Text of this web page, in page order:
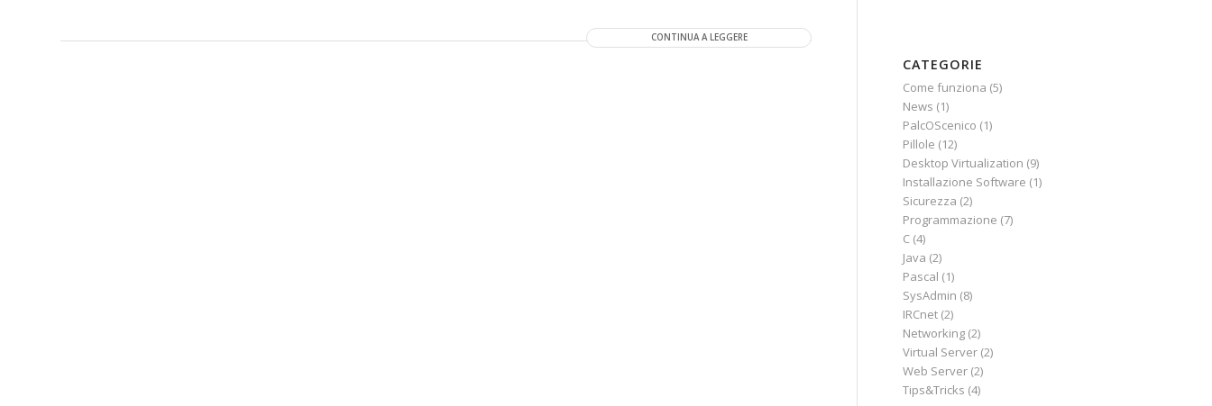
CONTINUA A LEGGERE
CATEGORIE
Come funziona (5)
News (1)
PalcOScenico (1)
Pillole (12)
Desktop Virtualization (9)
Installazione Software (1)
Sicurezza (2)
Programmazione (7)
C (4)
Java (2)
Pascal (1)
SysAdmin (8)
IRCnet (2)
Networking (2)
Virtual Server (2)
Web Server (2)
Tips&Tricks (4)